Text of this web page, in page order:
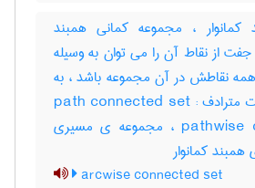
کمانوار ، مجموعه کمانی همبند
از نقاط آن را می توان به وسیله
نقاطش در آن مجموعه باشد ، به
هم وصل کرد کلمات مترادف : path connected set
pathwise connected set ، مجموعه ی مسیری
کمانوار
arcwise connected set